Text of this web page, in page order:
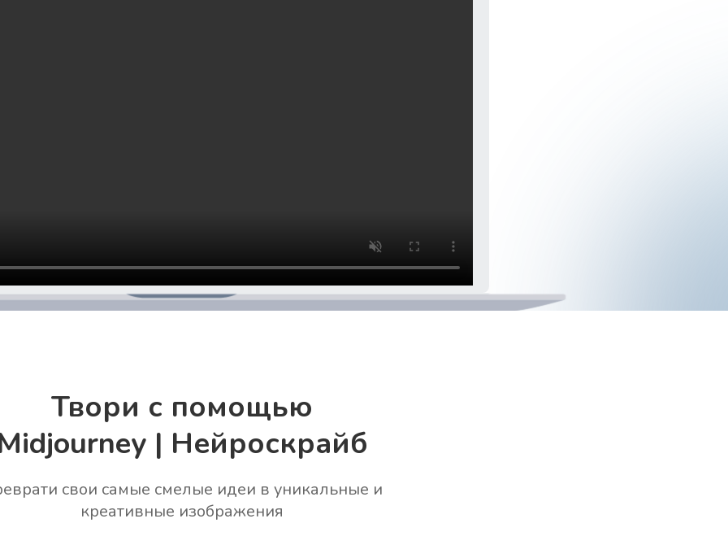
Твори с помощью
| Нейроскрайб
свои самые смелые идеи в уникальные и
креативные изображения